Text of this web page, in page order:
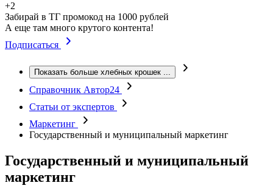
+2
Забирай в ТГ промокод на 1000 рублей
А еще там много крутого контента!
Подписаться
Показать больше хлебных крошек ...
Справочник Автор24
Статьи от экспертов
Маркетинг
Государственный и муниципальный маркетинг
Государственный и муниципальный
маркетинг